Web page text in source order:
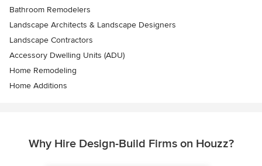
Bathroom Remodelers
Landscape Architects & Landscape Designers
Landscape Contractors
Accessory Dwelling Units (ADU)
Home Remodeling
Home Additions
Why Hire Design-Build Firms on Houzz?